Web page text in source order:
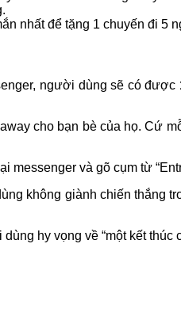
nhất để tặng 1 chuyến đi 5
người dùng sẽ có được
cho bạn bè của họ. Cứ
và gõ cụm từ
không giành chiến thắng
hy vọng về “một kết thúc